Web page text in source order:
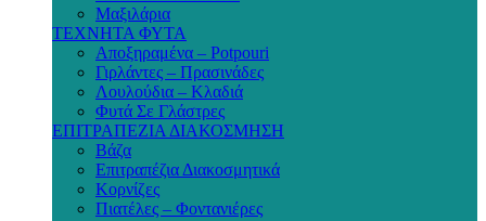
Μαξιλάρια
ΤΕΧΝΗΤΑ ΦΥΤΑ
Αποξηραμένα – Potpouri
Γιρλάντες – Πρασινάδες
Λουλούδια – Κλαδιά
Φυτά Σε Γλάστρες
ΕΠΙΤΡΑΠΕΖΙΑ ΔΙΑΚΟΣΜΗΣΗ
Βάζα
Επιτραπέζια Διακοσμητικά
Κορνίζες
Πιατέλες – Φοντανιέρες